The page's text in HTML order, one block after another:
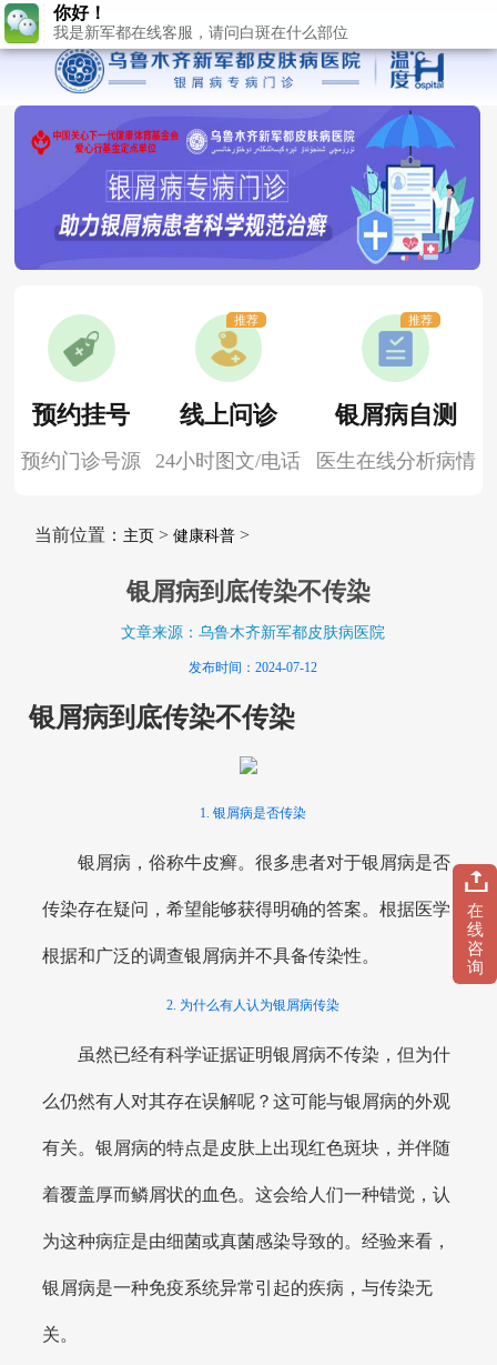
预约挂号
预约门诊号源
线上问诊
24小时图文/电话
推荐
银屑病自测
医生在线分析病情
推荐
当前位置： 主页> 健康科普>
银屑病到底传染不传染
文章来源：乌鲁木齐新军都皮肤病医院
发布时间：2024-07-12
银屑病到底传染不传染
1. 银屑病是否传染
银屑病，俗称牛皮癣。很多患者对于银屑病是否
传染存在疑问，希望能够获得明确的答案。根据医学
根据和广泛的调查银屑病并不具备传染性。
2. 为什么有人认为银屑病传染
虽然已经有科学证据证明银屑病不传染，但为什
么仍然有人对其存在误解呢？这可能与银屑病的外观
有关。银屑病的特点是皮肤上出现红色斑块，并伴随
着覆盖厚而鳞屑状的血色。这会给人们一种错觉，认
为这种病症是由细菌或真菌感染导致的。经验来看，
银屑病是一种免疫系统异常引起的疾病，与传染无
关。
在
线
咨
询